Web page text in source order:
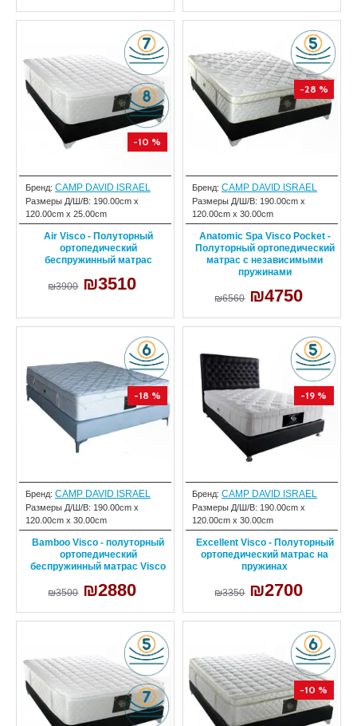
-10 %
Бренд: CAMP DAVID ISRAEL
Размеры Д/Ш/В: 190.00cm x
120.00cm x 25.00cm
Air Visco - Полуторный
ортопедический
беспружинный матрас
₪3900 ₪3510
-28 %
Бренд: CAMP DAVID ISRAEL
Размеры Д/Ш/В: 190.00cm x
120.00cm x 30.00cm
Anatomic Spa Visco Pocket -
Полуторный ортопедический
матрас с независимыми
пружинами
₪6560 ₪4750
-18 %
Бренд: CAMP DAVID ISRAEL
Размеры Д/Ш/В: 190.00cm x
120.00cm x 30.00cm
Bamboo Visco - полуторный
ортопедический
беспружинный матрас Visco
₪3500 ₪2880
-19 %
Бренд: CAMP DAVID ISRAEL
Размеры Д/Ш/В: 190.00cm x
120.00cm x 30.00cm
Excellent Visco - Полуторный
ортопедический матрас на
пружинах
₪3350 ₪2700
-10 %